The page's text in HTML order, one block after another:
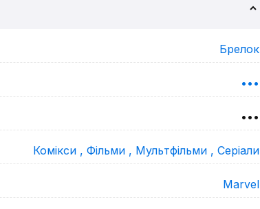
Брелок
•••
•••
Комікси , Фільми , Мультфільми , Серіали
Marvel